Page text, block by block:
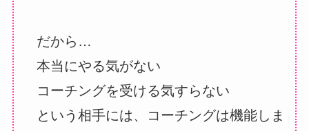
だから…
本当にやる気がない
コーチングを受ける気すらない
という相手には、コーチングは機能しま